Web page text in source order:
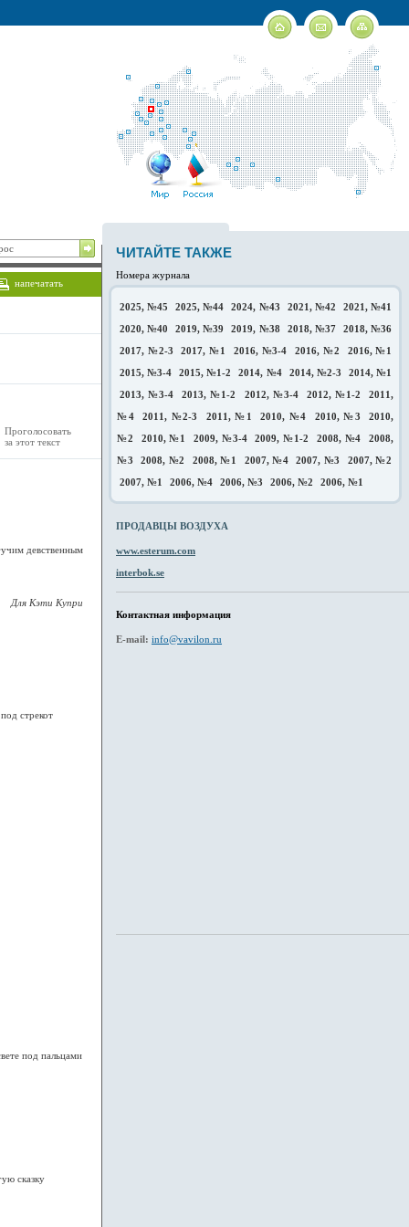
напечатать
Проголосовать
за этот текст
девственным
Для Кэти Купри
стрекот
под пальцами
сказку
ЧИТАЙТЕ ТАКЖЕ
Номера журнала
2025, №45 2025, №44 2024, №43 2021, №42
2021, №41
2020, №40
2019, №39 2019, №38 2018, №37
2018, №36
2017, №2-3
2017, №1 2016, №3-4 2016, №2
2016, №1
2015, №3-4
2015, №1-2 2014, №4 2014, №2-3
2014, №1
2013, №3-4
2013, №1-2 2012, №3-4 2012, №1-2
2011,
№4
2011, №2-3 2011, №1 2010, №4 2010, №3
2010,
№2
2010, №1 2009, №3-4 2009, №1-2 2008, №4
2008,
№3
2008, №2 2008, №1 2007, №4 2007, №3
2007, №2
2007, №1
2006, №4 2006, №3 2006, №2 2006, №1
ПРОДАВЦЫ ВОЗДУХА
www.esterum.com
interbok.se
Контактная информация
E-mail: info@vavilon.ru